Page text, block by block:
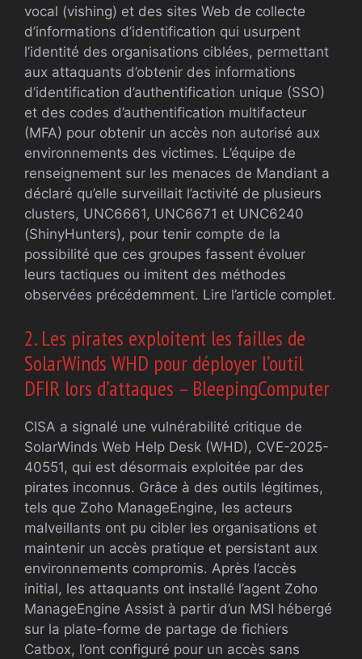
vocal (vishing) et des sites Web de collecte
d’informations d’identification qui usurpent
l’identité des organisations ciblées, permettant
aux attaquants d’obtenir des informations
d’identification d’authentification unique (SSO)
et des codes d’authentification multifacteur
(MFA) pour obtenir un accès non autorisé aux
environnements des victimes. L’équipe de
renseignement sur les menaces de Mandiant a
déclaré qu’elle surveillait l’activité de plusieurs
clusters, UNC6661, UNC6671 et UNC6240
(ShinyHunters), pour tenir compte de la
possibilité que ces groupes fassent évoluer
leurs tactiques ou imitent des méthodes
observées précédemment. Lire l’article complet.
2. Les pirates exploitent les failles de
SolarWinds WHD pour déployer l’outil
DFIR lors d’attaques – BleepingComputer
CISA a signalé une vulnérabilité critique de
SolarWinds Web Help Desk (WHD), CVE-2025-
40551, qui est désormais exploitée par des
pirates inconnus. Grâce à des outils légitimes,
tels que Zoho ManageEngine, les acteurs
malveillants ont pu cibler les organisations et
maintenir un accès pratique et persistant aux
environnements compromis. Après l’accès
initial, les attaquants ont installé l’agent Zoho
ManageEngine Assist à partir d’un MSI hébergé
sur la plate-forme de partage de fichiers
Catbox, l’ont configuré pour un accès sans